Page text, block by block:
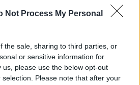
Not Process My Personal
the sale, sharing to third parties, or
or sensitive information for
please use the below opt-out
Please note that after your
Fasano out e le ammissioni salgono
è la prima società tra le non